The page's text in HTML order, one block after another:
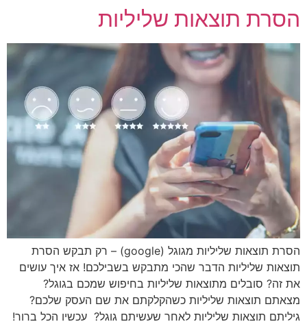
הסרת תוצאות שליליות
הסרת תוצאות שליליות מגוגל (google) – רק תבקש הסרת
תוצאות שליליות הדבר שהכי מתבקש בשבילכם! אז איך עושים
את זה? סובלים מתוצאות שליליות בחיפוש שמכם בגוגל?
מצאתם תוצאות שליליות כשהקלקתם את שם העסק שלכם?
גיליתם תוצאות שליליות לאחר שעשיתם גוגל? עכשיו הכל ברור!